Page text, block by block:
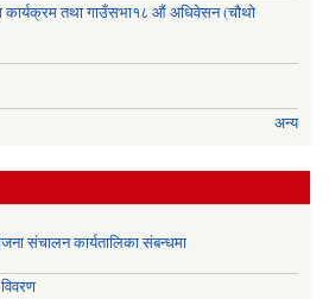
तथा गाउँसभा१८ औं अधिवेसन (चौथो
अन्य
संचालन कार्यतालिका संबन्धमा